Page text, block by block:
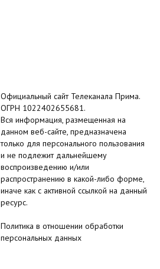
Официальный сайт Телеканала Прима.
ОГРН 1022402655681.
Вся информация, размещенная на
данном веб-сайте, предназначена
только для персонального пользования
и не подлежит дальнейшему
воспроизведению и/или
распространению в какой-либо форме,
иначе как с активной ссылкой на данный
ресурс.
Политика в отношении обработки
персональных данных